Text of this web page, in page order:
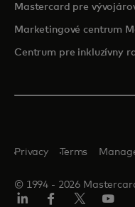
Mastercard pre
Marketingové centrum
Centrum pre inkluzívny
© 1994 ‑ 2026
Privacy Terms